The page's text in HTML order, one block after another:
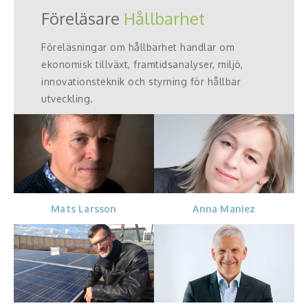
Föreläsare Hållbarhet
Föreläsningar om hållbarhet handlar om
ekonomisk tillväxt, framtidsanalyser, miljö,
innovationsteknik och styrning för hållbar
utveckling.
Mats Larsson Anna Maniez